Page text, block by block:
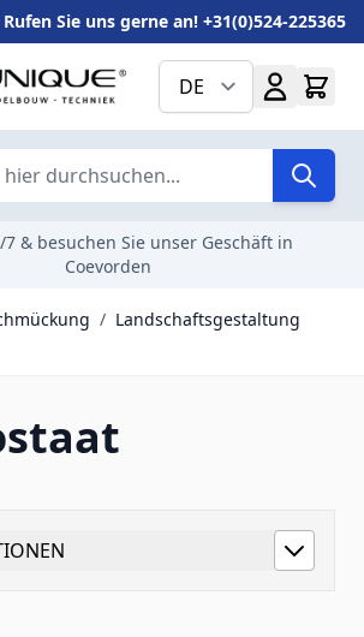
Sie uns gerne an! +31(0)524-225365
DE
& besuchen Sie unser Geschäft in
Coevorden
/ Landschaftsgestaltung